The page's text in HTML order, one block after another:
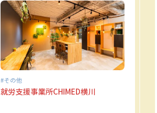
その他
就労支援事業所CHIMED横川